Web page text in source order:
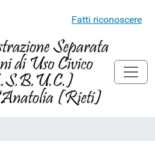
Fatti riconoscere